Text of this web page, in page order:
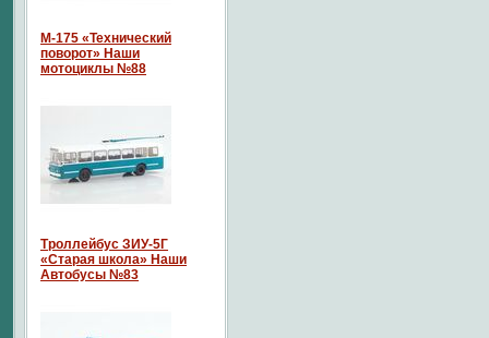
М-175 «Технический
поворот» Наши
мотоциклы №88
Троллейбус ЗИУ-5Г
«Старая школа» Наши
Автобусы №83